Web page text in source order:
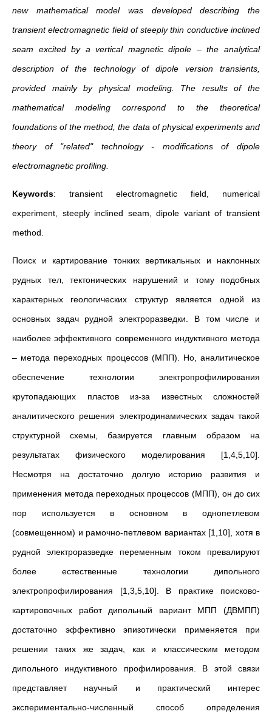
new mathematical model was developed describing the
transient electromagnetic field of steeply thin conductive inclined
seam excited by a vertical magnetic dipole – the analytical
description of the technology of dipole version transients,
provided mainly by physical modeling. The results of the
mathematical modeling correspond to the theoretical
foundations of the method, the data of physical experiments and
theory of "related" technology - modifications of dipole
electromagnetic profiling.
Keywords: transient
electromagnetic field, numerical
experiment, steeply inclined seam, dipole variant of transient
method.
Поиск и картирование тонких вертикальных и наклонных
рудных тел, тектонических нарушений и тому подобных
характерных геологических структур является одной из
основных задач рудной электроразведки. В том числе и
наиболее эффективного современного индуктивного метода
– метода переходных процессов (МПП). Но, аналитическое
обеспечение технологии электропрофилирования
крутопадающих пластов из-за известных сложностей
аналитического решения электродинамических задач такой
структурной схемы, базируется главным образом на
результатах физического моделирования [1,4,5,10].
Несмотря на достаточно долгую историю развития и
применения метода переходных процессов (МПП), он до сих
пор используется в основном в однопетлевом
(совмещенном) и рамочно-петлевом вариантах [1,10], хотя в
рудной электроразведке переменным током превалируют
более естественные технологии дипольного
электропрофилирования [1,3,5,10]. В практике поисково-
картировочных работ дипольный вариант МПП (ДВМПП)
достаточно эффективно эпизотически применяется при
решении таких же задач, как и классическим методом
дипольного индуктивного профилирования. В этой связи
представляет научный и практический интерес
экспериментально-численный способ определения